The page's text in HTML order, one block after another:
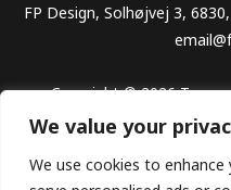
We value your
We use cookies to
FP Design, Solhøjvej 3,
Copyright © 2026